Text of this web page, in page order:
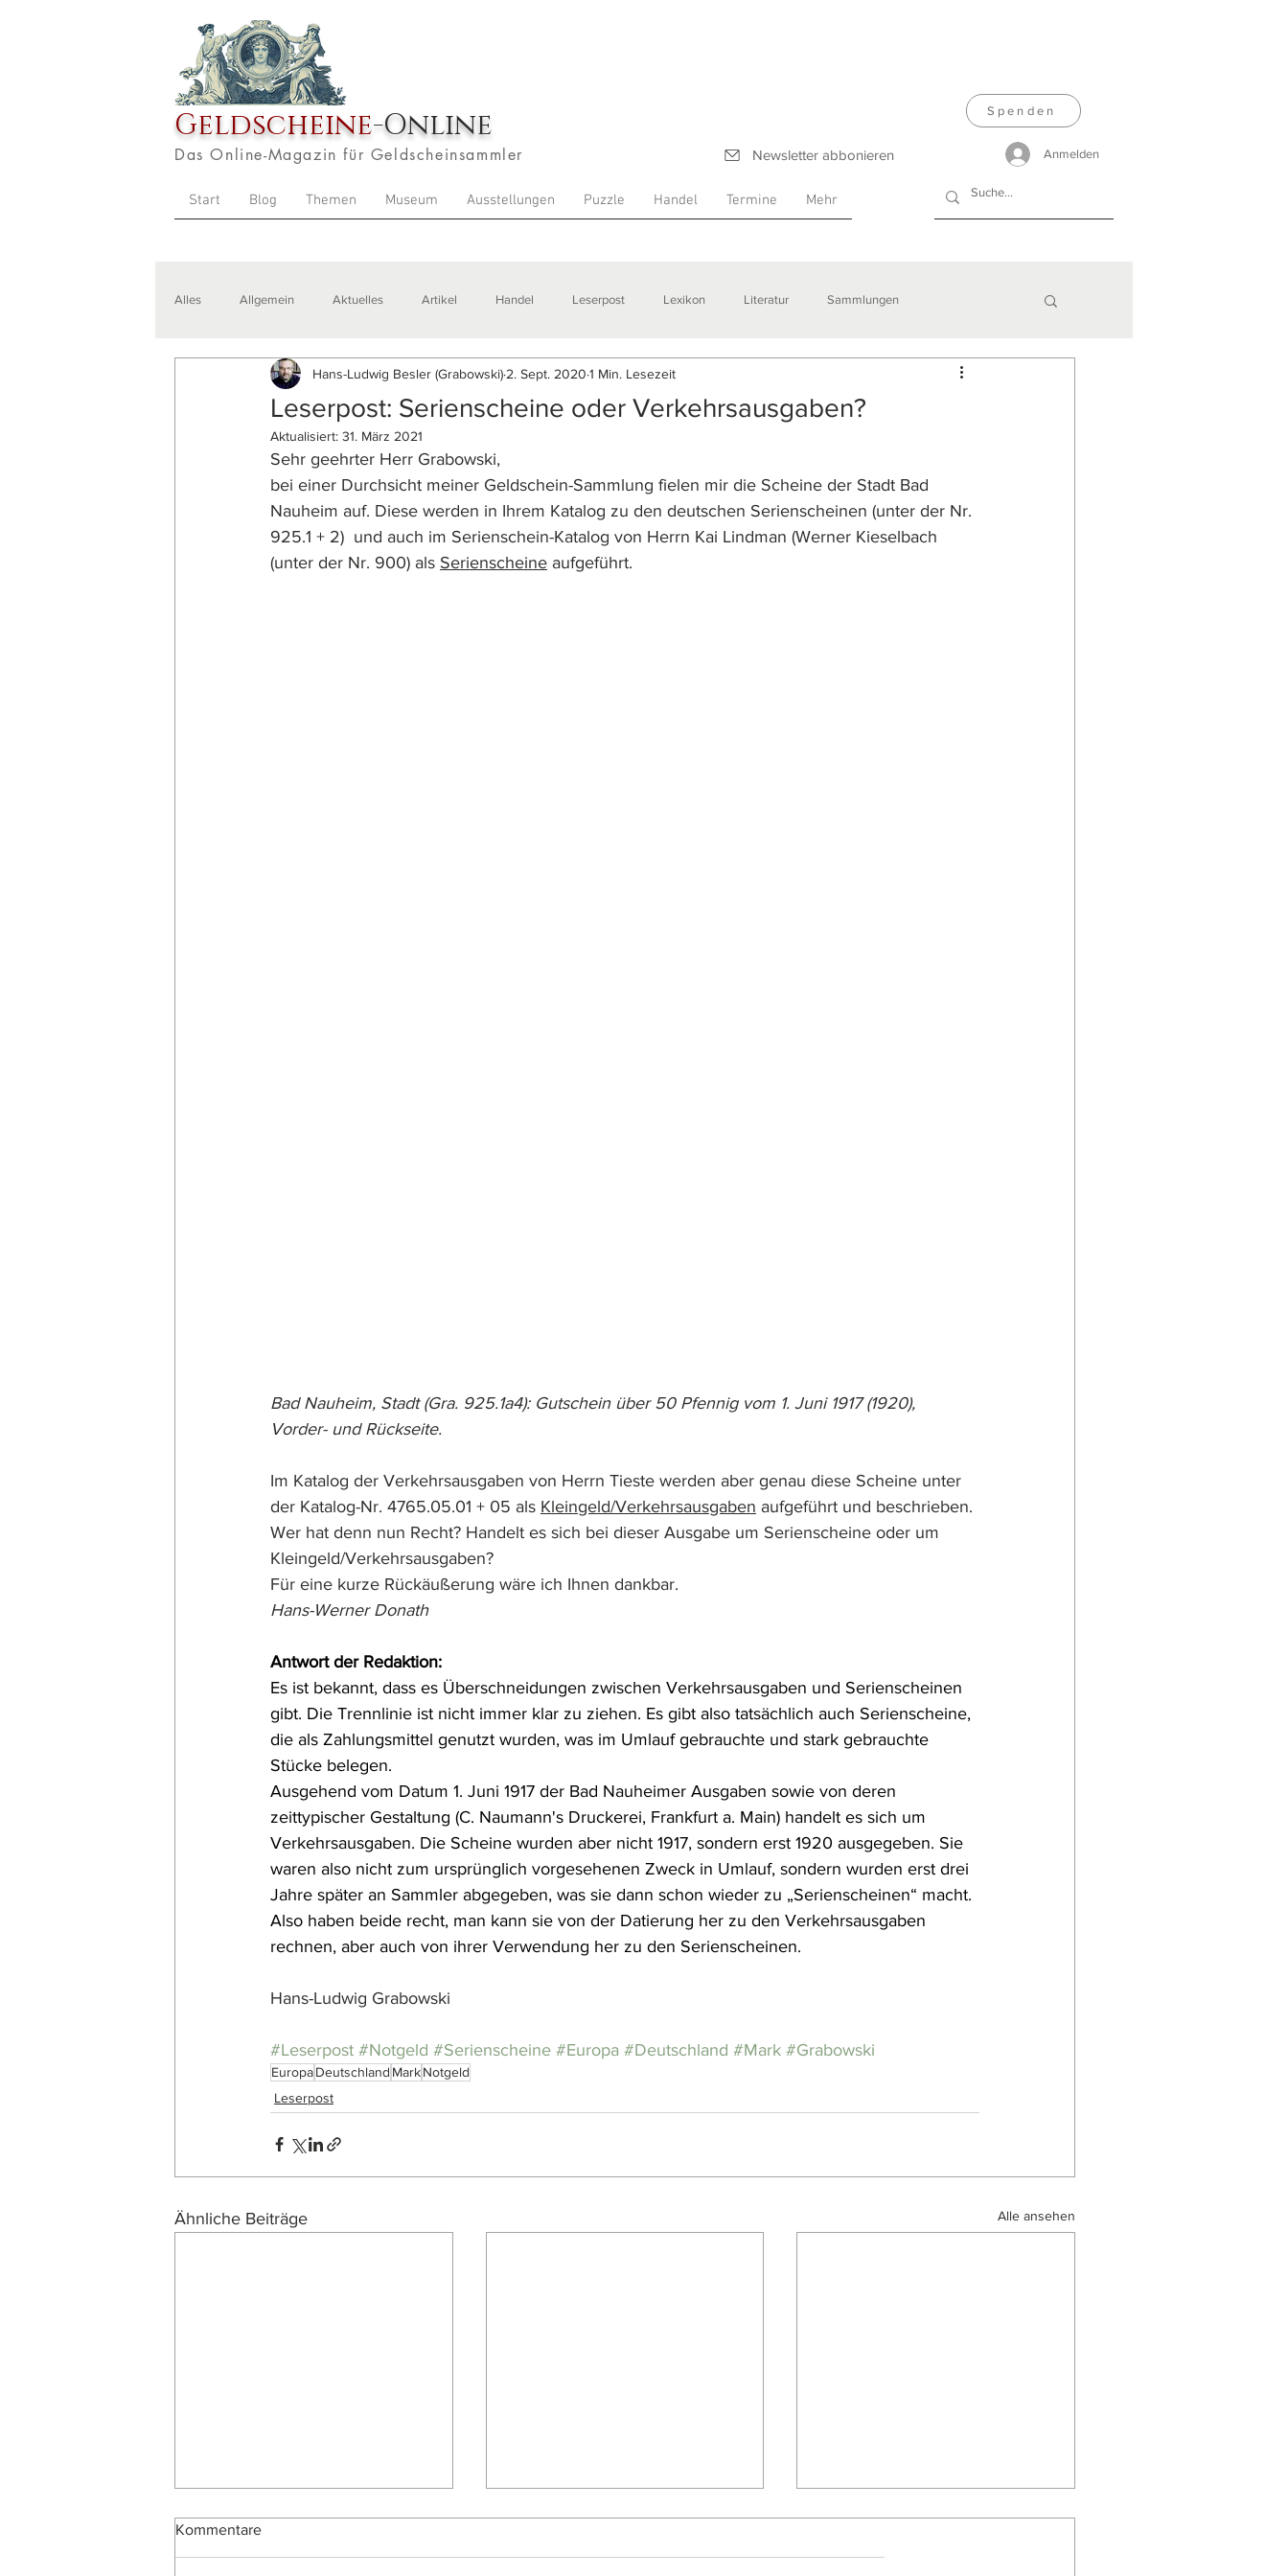
Geldscheine-Online
Das Online-Magazin für Geldscheinsammler Newsletter abbonieren
Start Blog Themen Museum Ausstellungen Puzzle Handel Termine Mehr
Spenden
Anmelden
Alles Allgemein Aktuelles Artikel Handel Leserpost Lexikon Literatur Sammlungen
Veranstaltungen Zitate Ausstellungen
Leserpost: Serienscheine oder Verkehrsausgaben?
Hans-Ludwig Besler (Grabowski) 2. Sept. 2020 1 Min. Lesezeit
Aktualisiert: 31. März 2021
Sehr geehrter Herr Grabowski,
bei einer Durchsicht meiner Geldschein-Sammlung fielen mir die Scheine der Stadt Bad
Nauheim auf. Diese werden in Ihrem Katalog zu den deutschen Serienscheinen (unter der Nr.
925.1 + 2)  und auch im Serienschein-Katalog von Herrn Kai Lindman (Werner Kieselbach
(unter der Nr. 900) als Serienscheine aufgeführt.
Bad Nauheim, Stadt (Gra. 925.1a4): Gutschein über 50 Pfennig vom 1. Juni 1917 (1920),
Vorder- und Rückseite.
Im Katalog der Verkehrsausgaben von Herrn Tieste werden aber genau diese Scheine unter
der Katalog-Nr. 4765.05.01 + 05 als Kleingeld/Verkehrsausgaben aufgeführt und beschrieben.
Wer hat denn nun Recht? Handelt es sich bei dieser Ausgabe um Serienscheine oder um
Kleingeld/Verkehrsausgaben?
Für eine kurze Rückäußerung wäre ich Ihnen dankbar.
Hans-Werner Donath
Antwort der Redaktion:
Es ist bekannt, dass es Überschneidungen zwischen Verkehrsausgaben und Serienscheinen
gibt. Die Trennlinie ist nicht immer klar zu ziehen. Es gibt also tatsächlich auch Serienscheine,
die als Zahlungsmittel genutzt wurden, was im Umlauf gebrauchte und stark gebrauchte
Stücke belegen.
Ausgehend vom Datum 1. Juni 1917 der Bad Nauheimer Ausgaben sowie von deren
zeittypischer Gestaltung (C. Naumann's Druckerei, Frankfurt a. Main) handelt es sich um
Verkehrsausgaben. Die Scheine wurden aber nicht 1917, sondern erst 1920 ausgegeben. Sie
waren also nicht zum ursprünglich vorgesehenen Zweck in Umlauf, sondern wurden erst drei
Jahre später an Sammler abgegeben, was sie dann schon wieder zu „Serienscheinen“ macht.
Also haben beide recht, man kann sie von der Datierung her zu den Verkehrsausgaben
rechnen, aber auch von ihrer Verwendung her zu den Serienscheinen.
Hans-Ludwig Grabowski
#Leserpost #Notgeld #Serienscheine #Europa #Deutschland #Mark #Grabowski
EuropaDeutschland MarkNotgeld
Leserpost
Ähnliche Beiträge Alle ansehen
Kommentare